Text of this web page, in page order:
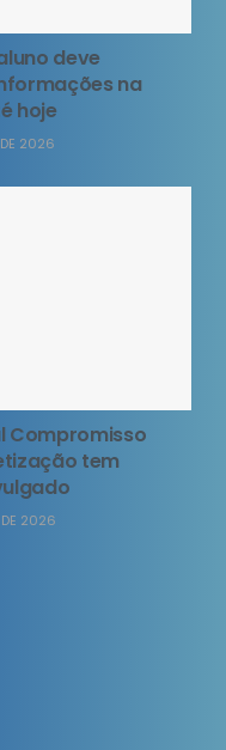
deve
na
hoje
DE 2026
Compromisso
tem
DE 2026